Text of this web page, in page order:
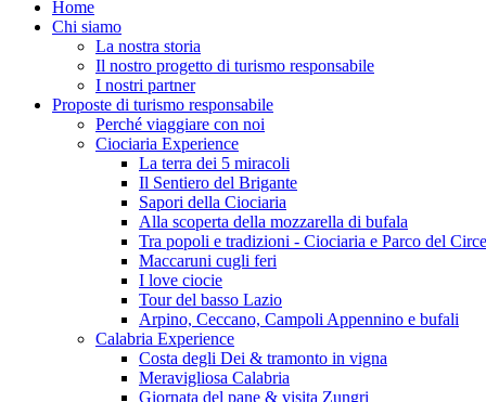
Home
Chi siamo
La nostra storia
Il nostro progetto di turismo responsabile
I nostri partner
Proposte di turismo responsabile
Perché viaggiare con noi
Ciociaria Experience
La terra dei 5 miracoli
Il Sentiero del Brigante
Sapori della Ciociaria
Alla scoperta della mozzarella di bufala
Tra popoli e tradizioni - Ciociaria e Parco del
Maccaruni cugli feri
I love ciocie
Tour del basso Lazio
Arpino, Ceccano, Campoli Appennino e bufali
Calabria Experience
Costa degli Dei & tramonto in vigna
Meravigliosa Calabria
Giornata del pane & visita Zungri